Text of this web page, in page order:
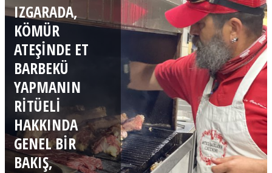
IZGARADA,
KÖMÜR
ATEŞINDE ET
BARBEKÜ
YAPMANIN
RITÜELI
HAKKINDA
GENEL BIR
BAKIŞ,